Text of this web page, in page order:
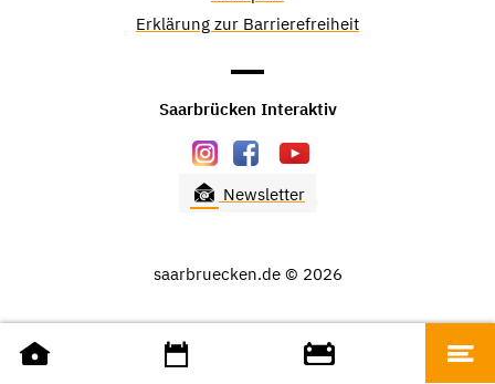
Erklärung zur Barrierefreiheit
Saarbrücken Interaktiv
Newsletter
saarbruecken.de © 2026